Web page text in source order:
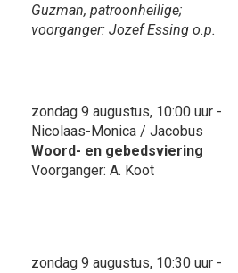
Guzman, patroonheilige;
voorganger: Jozef Essing o.p.
zondag 9 augustus, 10:00 uur -
Nicolaas-Monica / Jacobus
Woord- en gebedsviering
Voorganger: A. Koot
zondag 9 augustus, 10:30 uur -